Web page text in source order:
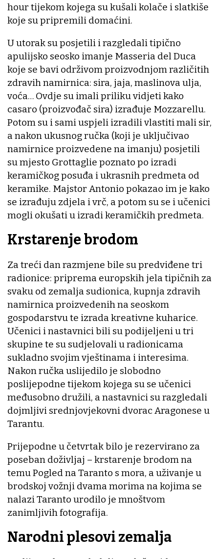
hour tijekom kojega su kušali kolače i slatkiše
koje su pripremili domaćini.
U utorak su posjetili i razgledali tipično
apulijsko seosko imanje Masseria del Duca
koje se bavi održivom proizvodnjom različitih
zdravih namirnica: sira, jaja, maslinova ulja,
voća… Ovdje su imali priliku vidjeti kako
casaro (proizvođač sira) izrađuje Mozzarellu.
Potom su i sami uspjeli izradili vlastiti mali sir,
a nakon ukusnog ručka (koji je uključivao
namirnice proizvedene na imanju) posjetili
su mjesto Grottaglie poznato po izradi
keramičkog posuđa i ukrasnih predmeta od
keramike. Majstor Antonio pokazao im je kako
se izrađuju zdjela i vrč, a potom su se i učenici
mogli okušati u izradi keramičkih predmeta.
Krstarenje brodom
Za treći dan razmjene bile su predviđene tri
radionice: priprema europskih jela tipičnih za
svaku od zemalja sudionica, kupnja zdravih
namirnica proizvedenih na seoskom
gospodarstvu te izrada kreativne kuharice.
Učenici i nastavnici bili su podijeljeni u tri
skupine te su sudjelovali u radionicama
sukladno svojim vještinama i interesima.
Nakon ručka uslijedilo je slobodno
poslijepodne tijekom kojega su se učenici
međusobno družili, a nastavnici su razgledali
dojmljivi srednjovjekovni dvorac Aragonese u
Tarantu.
Prijepodne u četvrtak bilo je rezervirano za
poseban doživljaj – krstarenje brodom na
temu Pogled na Taranto s mora, a uživanje u
brodskoj vožnji dvama morima na kojima se
nalazi Taranto urodilo je mnoštvom
zanimljivih fotografija.
Narodni plesovi zemalja